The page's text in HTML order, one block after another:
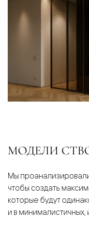
МОДЕЛИ
Мы
чтобы создать
которые будут
и в минималистичных,